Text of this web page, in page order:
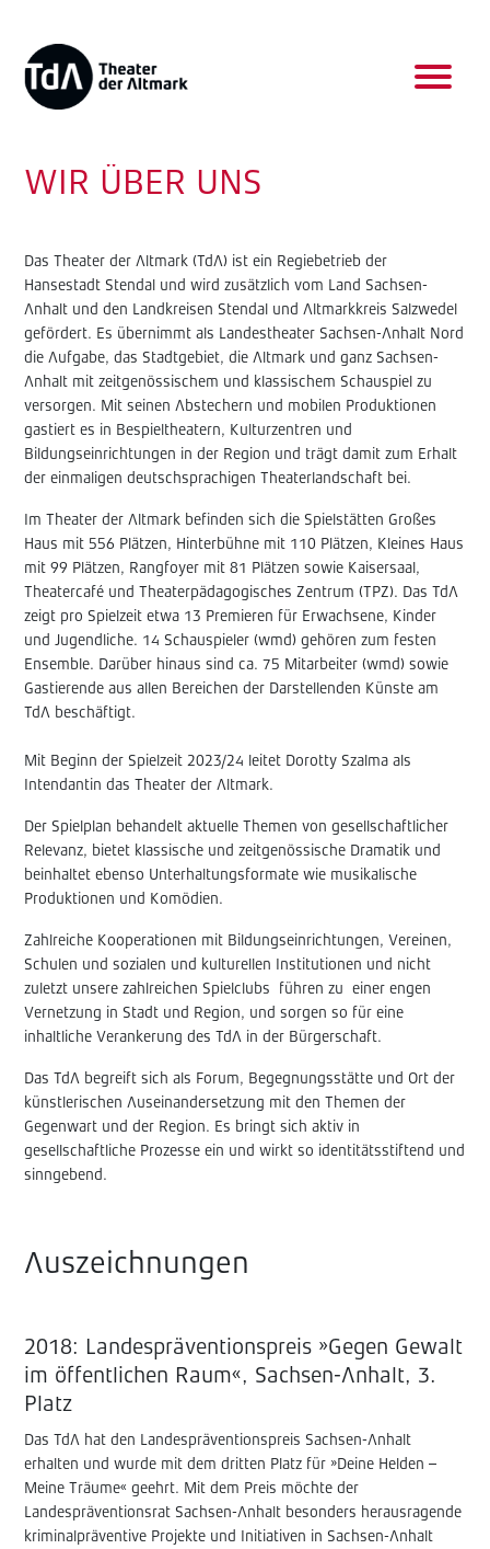
WIR ÜBER UNS
Das Theater der Altmark (TdA) ist ein Regiebetrieb der
Hansestadt Stendal und wird zusätzlich vom Land Sachsen-
Anhalt und den Landkreisen Stendal und Altmarkkreis Salzwedel
gefördert. Es übernimmt als Landestheater Sachsen-Anhalt Nord
die Aufgabe, das Stadtgebiet, die Altmark und ganz Sachsen-
Anhalt mit zeitgenössischem und klassischem Schauspiel zu
versorgen. Mit seinen Abstechern und mobilen Produktionen
gastiert es in Bespieltheatern, Kulturzentren und
Bildungseinrichtungen in der Region und trägt damit zum Erhalt
der einmaligen deutschsprachigen Theaterlandschaft bei.
Im Theater der Altmark befinden sich die Spielstätten Großes
Haus mit 556 Plätzen, Hinterbühne mit 110 Plätzen, Kleines Haus
mit 99 Plätzen, Rangfoyer mit 81 Plätzen sowie Kaisersaal,
Theatercafé und Theaterpädagogisches Zentrum (TPZ). Das TdA
zeigt pro Spielzeit etwa 13 Premieren für Erwachsene, Kinder
und Jugendliche. 14 Schauspieler (wmd) gehören zum festen
Ensemble. Darüber hinaus sind ca. 75 Mitarbeiter (wmd) sowie
Gastierende aus allen Bereichen der Darstellenden Künste am
TdA beschäftigt.
Mit Beginn der Spielzeit 2023/24 leitet Dorotty Szalma als
Intendantin das Theater der Altmark.
Der Spielplan behandelt aktuelle Themen von gesellschaftlicher
Relevanz, bietet klassische und zeitgenössische Dramatik und
beinhaltet ebenso Unterhaltungsformate wie musikalische
Produktionen und Komödien.
Zahlreiche Kooperationen mit Bildungseinrichtungen, Vereinen,
Schulen und sozialen und kulturellen Institutionen und nicht
zuletzt unsere zahlreichen Spielclubs führen zu einer engen
Vernetzung in Stadt und Region, und sorgen so für eine
inhaltliche Verankerung des TdA in der Bürgerschaft.
Das TdA begreift sich als Forum, Begegnungsstätte und Ort der
künstlerischen Auseinandersetzung mit den Themen der
Gegenwart und der Region. Es bringt sich aktiv in
gesellschaftliche Prozesse ein und wirkt so identitätsstiftend und
sinngebend.
Auszeichnungen
2018: Landespräventionspreis »Gegen Gewalt
im öffentlichen Raum«, Sachsen-Anhalt, 3.
Platz
Das TdA hat den Landespräventionspreis Sachsen-Anhalt
erhalten und wurde mit dem dritten Platz für »Deine Helden –
Meine Träume« geehrt. Mit dem Preis möchte der
Landespräventionsrat Sachsen-Anhalt besonders herausragende
kriminalpräventive Projekte und Initiativen in Sachsen-Anhalt